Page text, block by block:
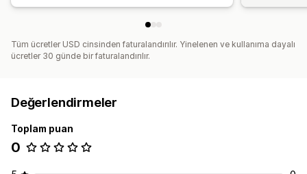
Tüm ücretler USD cinsinden faturalandırılır. Yinelenen ve kullanıma dayalı
ücretler 30 günde bir faturalandırılır.
Değerlendirmeler
Toplam puan
0